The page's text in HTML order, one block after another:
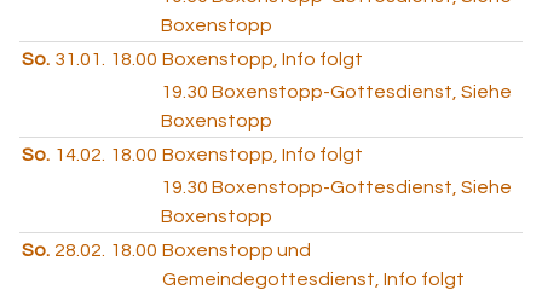
Boxenstopp
So. 31.01. 18.00 Boxenstopp, Info folgt
19.30 Boxenstopp-Gottesdienst, Siehe
Boxenstopp
So. 14.02. 18.00 Boxenstopp, Info folgt
19.30 Boxenstopp-Gottesdienst, Siehe
Boxenstopp
So. 28.02. 18.00 Boxenstopp und
Gemeindegottesdienst, Info folgt